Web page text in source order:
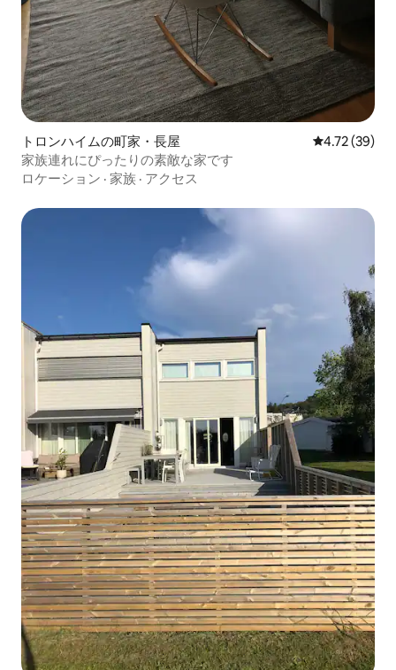
トロンハイムの町家・長屋 レビュー39
4.72 (39)
家族連れにぴったりの素敵な家です
ロケーション · 家族 · アクセス